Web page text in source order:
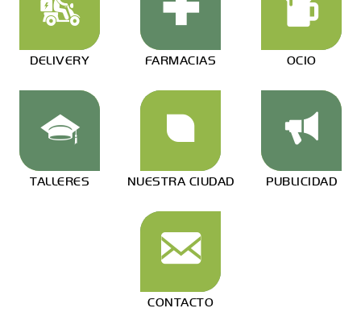
DELIVERY FARMACIAS OCIO
TALLERES NUESTRA CIUDAD PUBLICIDAD
CONTACTO